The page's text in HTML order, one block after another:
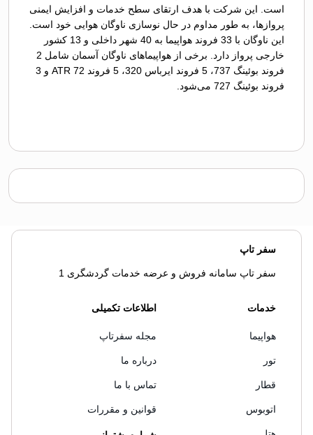
است. این شرکت با هدف ارتقای سطح خدمات و افزایش ایمنی
پروازها، به طور مداوم در حال نوسازی ناوگان هوایی خود است.
این ناوگان با 33 فروند هواپیما به 40 شهر داخلی و 13 کشور
خارجی پرواز دارد. برخی از هواپیماهای ناوگان آسمان شامل 2
فروند بوئینگ 737، 5 فروند ایرباس 320، 5 فروند ATR 72 و 3
فروند بوئینگ 727 می‌شود.
سفر تاپ
سفر تاپ سامانه فروش و عرضه خدمات گردشگری 1
خدمات
هواپیما
تور
قطار
اتوبوس
اطلاعات تکمیلی
مجله سفرتاپ
درباره ما
تماس با ما
قوانین و مقررات